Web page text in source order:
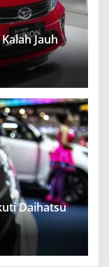
Jauh
Daihatsu